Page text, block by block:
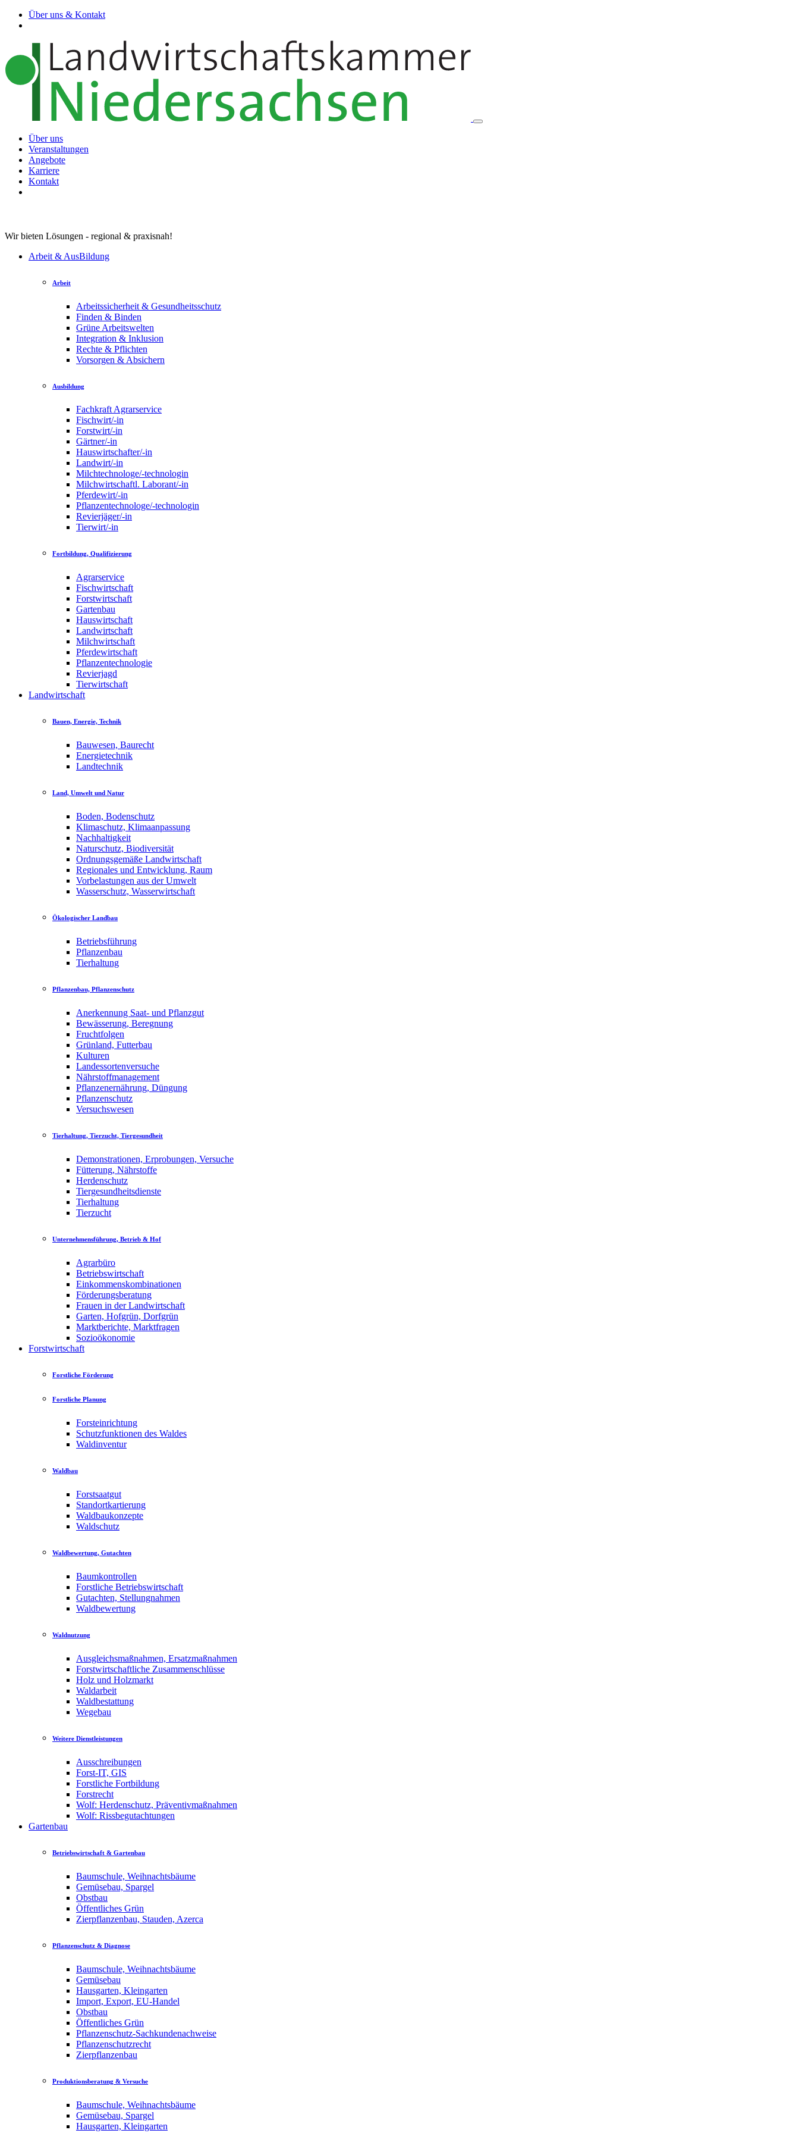
Über uns & Kontakt
Über uns
Veranstaltungen
Angebote
Karriere
Kontakt
Wir bieten Lösungen - regional & praxisnah!
Arbeit & AusBildung
Arbeit
Arbeitssicherheit & Gesundheitsschutz
Finden & Binden
Grüne Arbeitswelten
Integration & Inklusion
Rechte & Pflichten
Vorsorgen & Absichern
Ausbildung
Fachkraft Agrarservice
Fischwirt/-in
Forstwirt/-in
Gärtner/-in
Hauswirtschafter/-in
Landwirt/-in
Milchtechnologe/-technologin
Milchwirtschaftl. Laborant/-in
Pferdewirt/-in
Pflanzentechnologe/-technologin
Revierjäger/-in
Tierwirt/-in
Fortbildung, Qualifizierung
Agrarservice
Fischwirtschaft
Forstwirtschaft
Gartenbau
Hauswirtschaft
Landwirtschaft
Milchwirtschaft
Pferdewirtschaft
Pflanzentechnologie
Revierjagd
Tierwirtschaft
Landwirtschaft
Bauen, Energie, Technik
Bauwesen, Baurecht
Energietechnik
Landtechnik
Land, Umwelt und Natur
Boden, Bodenschutz
Klimaschutz, Klimaanpassung
Nachhaltigkeit
Naturschutz, Biodiversität
Ordnungsgemäße Landwirtschaft
Regionales und Entwicklung, Raum
Vorbelastungen aus der Umwelt
Wasserschutz, Wasserwirtschaft
Ökologischer Landbau
Betriebsführung
Pflanzenbau
Tierhaltung
Pflanzenbau, Pflanzenschutz
Anerkennung Saat- und Pflanzgut
Bewässerung, Beregnung
Fruchtfolgen
Grünland, Futterbau
Kulturen
Landessortenversuche
Nährstoffmanagement
Pflanzenernährung, Düngung
Pflanzenschutz
Versuchswesen
Tierhaltung, Tierzucht, Tiergesundheit
Demonstrationen, Erprobungen, Versuche
Fütterung, Nährstoffe
Herdenschutz
Tiergesundheitsdienste
Tierhaltung
Tierzucht
Unternehmensführung, Betrieb & Hof
Agrarbüro
Betriebswirtschaft
Einkommenskombinationen
Förderungsberatung
Frauen in der Landwirtschaft
Garten, Hofgrün, Dorfgrün
Marktberichte, Marktfragen
Sozioökonomie
Forstwirtschaft
Forstliche Förderung
Forstliche Planung
Forsteinrichtung
Schutzfunktionen des Waldes
Waldinventur
Waldbau
Forstsaatgut
Standortkartierung
Waldbaukonzepte
Waldschutz
Waldbewertung, Gutachten
Baumkontrollen
Forstliche Betriebswirtschaft
Gutachten, Stellungnahmen
Waldbewertung
Waldnutzung
Ausgleichsmaßnahmen, Ersatzmaßnahmen
Forstwirtschaftliche Zusammenschlüsse
Holz und Holzmarkt
Waldarbeit
Waldbestattung
Wegebau
Weitere Dienstleistungen
Ausschreibungen
Forst-IT, GIS
Forstliche Fortbildung
Forstrecht
Wolf: Herdenschutz, Präventivmaßnahmen
Wolf: Rissbegutachtungen
Gartenbau
Betriebswirtschaft & Gartenbau
Baumschule, Weihnachtsbäume
Gemüsebau, Spargel
Obstbau
Öffentliches Grün
Zierpflanzenbau, Stauden, Azerca
Pflanzenschutz & Diagnose
Baumschule, Weihnachtsbäume
Gemüsebau
Hausgarten, Kleingarten
Import, Export, EU-Handel
Obstbau
Öffentliches Grün
Pflanzenschutz-Sachkundenachweise
Pflanzenschutzrecht
Zierpflanzenbau
Produktionsberatung & Versuche
Baumschule, Weihnachtsbäume
Gemüsebau, Spargel
Hausgarten, Kleingarten